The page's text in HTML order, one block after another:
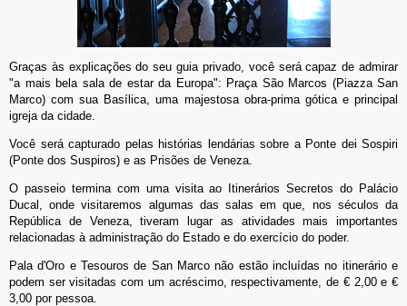
Graças às explicações do seu guia privado, você será capaz de admirar
"a mais bela sala de estar da Europa": Praça São Marcos (Piazza San
Marco) com sua Basílica, uma majestosa obra-prima gótica e principal
igreja da cidade.
Você será capturado pelas histórias lendárias sobre a Ponte dei Sospiri
(Ponte dos Suspiros) e as Prisões de Veneza.
O passeio termina com uma visita ao Itinerários Secretos do Palácio
Ducal, onde visitaremos algumas das salas em que, nos séculos da
República de Veneza, tiveram lugar as atividades mais importantes
relacionadas à administração do Estado e do exercício do poder.
Pala d'Oro e Tesouros de San Marco não estão incluídas no itinerário e
podem ser visitadas com um acréscimo, respectivamente, de € 2,00 e €
3,00 por pessoa.